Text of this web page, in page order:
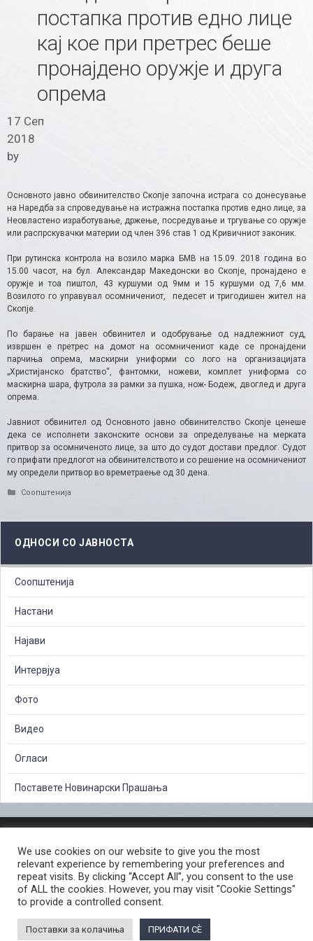
постапка против едно лице
кај кое при претрес беше
пронајдено оружје и друга
опрема
17 Сеп
2018
by
Основното јавно обвинителство Скопје започна истрага со донесување
на Наредба за спроведување на истражна постапка против едно лице, за
Неовластено изработување, држење, посредување и тргување со оружје
или распрскувачки материи од член 396 став 1 од Кривичниот законик.
При рутинска контрола на возило марка БМВ на 15.09. 2018 година во
15.00 часот, на бул. Александар Македонски во Скопје, пронајдено е
оружје и тоа пиштол, 43 куршуми од 9мм и 15 куршуми од 7,6 мм.
Возилото го управувал осомничениот, педесет и тригодишен жител на
Скопје.
По барање на јавен обвинител и одобрување од надлежниот суд,
извршен е претрес на домот на осомничениот каде се пронајдени
парчиња опрема, маскирни униформи со лого на организацијата
„Христијанско братство“, фантомки, ножеви, комплет униформа со
маскирна шара, футрола за рамки за пушка, нож- Бодеж, двоглед и друга
опрема.
Јавниот обвинител од Основното јавно обвинителство Скопје ценеше
дека се исполнети законските основи за определување на мерката
притвор за осомниченото лице, за што до судот достави предлог. Судот
го прифати предлогот на обвинителството и со решение на осомничениот
му определи притвор во времетраење од 30 дена.
Categories
Соопштенија
ОДНОСИ СО ЈАВНОСТА
Соопштенија
Настани
Најави
Интервјуа
Фото
Видео
Огласи
Поставете Новинарски Прашања
СЛОБОДЕН ПРИСТАП ДО ИНФОРМАЦИИ ОД ЈАВЕН КАРАКТЕР
ПОСТАПКА ЗА ПРИЈАВА НА КРИВИЧНО ДЕЛО
КОРИСНИ ЛИНКОВИ
ПОЛИТИКА ЗА ПРИВАТНОСТ ВЕБ СТРАНИЦА
© 2026 ЈАВНО ОБВИНИТЕЛСТВО НА РЕПУБЛИКА СЕВЕРНА МАКЕДОНИЈА •
We use cookies on our website to give you the most
relevant experience by remembering your preferences and
repeat visits. By clicking “Accept All”, you consent to the use
of ALL the cookies. However, you may visit "Cookie Settings"
to provide a controlled consent.
Поставки за колачиња ПРИФАТИ СÈ